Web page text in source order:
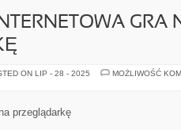
GRA
ON LIP - 28 - 2025 MOŻLIWOŚĆ
przeglądarkę